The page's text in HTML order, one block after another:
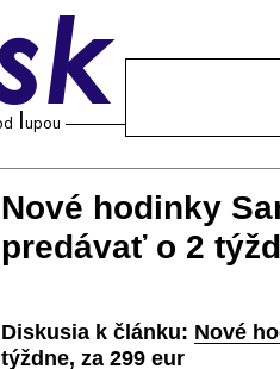
Nové hodinky
predávať o 2
Diskusia k článku: Nové
týždne, za 299 eur